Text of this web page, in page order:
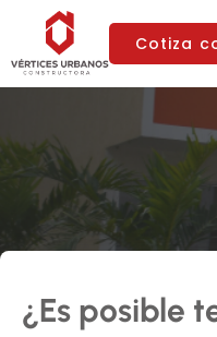
Cotiza
¿Es posible